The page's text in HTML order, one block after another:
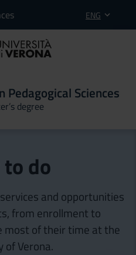
ENG
Sciences
degree
do
and opportunities
from enrollment to
most of their time at the
of Verona.